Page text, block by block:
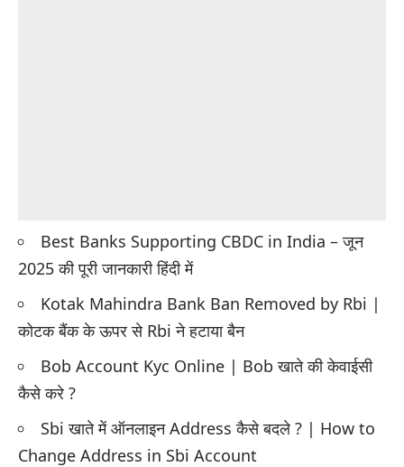
Best Banks Supporting CBDC in India – जून
2025 की पूरी जानकारी हिंदी में
Kotak Mahindra Bank Ban Removed by Rbi |
कोटक बैंक के ऊपर से Rbi ने हटाया बैन
Bob Account Kyc Online | Bob खाते की केवाईसी
कैसे करे ?
Sbi खाते में ऑनलाइन Address कैसे बदले ? | How to
Change Address in Sbi Account